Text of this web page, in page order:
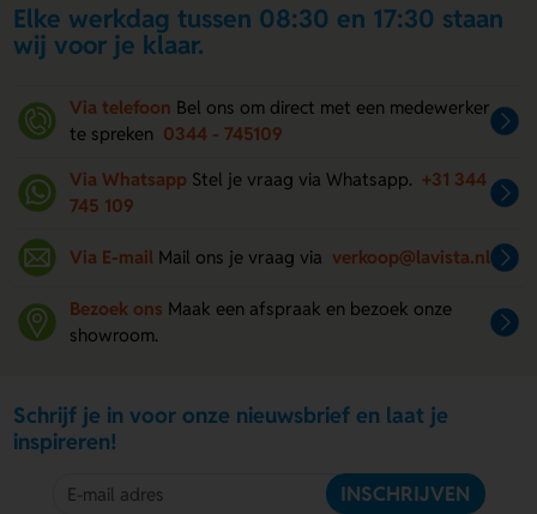
Elke werkdag tussen 08:30 en 17:30 staan
wij voor je klaar.
Via telefoon Bel ons om direct met een medewerker
te spreken 0344 - 745109
Via Whatsapp Stel je vraag via Whatsapp. +31 344
745 109
Via E-mail Mail ons je vraag via verkoop@lavista.nl
Bezoek ons Maak een afspraak en bezoek onze
showroom.
Schrijf je in voor onze nieuwsbrief en laat je
inspireren!
INSCHRIJVEN